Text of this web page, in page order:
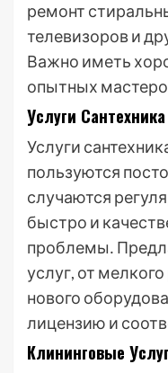
ремонт
телевизоров и
Важно иметь
опытных
Услуги
Услуги
пользуются
случаются
быстро и
проблемы․
услуг, от
нового
лицензию и
Клининговые